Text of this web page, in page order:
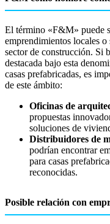
El término «F&M» puede
emprendimientos locales o
sector de construcción. Si
destacada bajo esta
casas prefabricadas, es
de este ámbito:
Oficinas de
propuestas
soluciones de
Distribuidores de
podrían encontrar
para casas
reconocidas.
Posible relación con